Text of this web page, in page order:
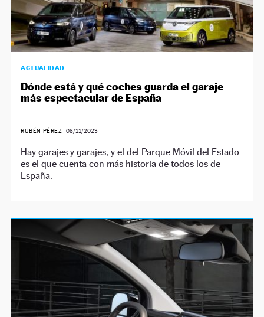
ACTUALIDAD
Dónde está y qué coches guarda el garaje
más espectacular de España
RUBÉN PÉREZ |08/11/2023
Hay garajes y garajes, y el del Parque Móvil del Estado
es el que cuenta con más historia de todos los de
España.